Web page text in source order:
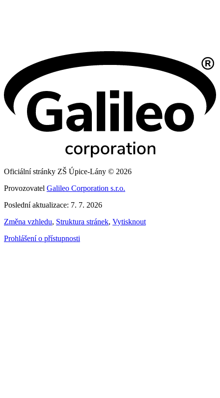
Oficiální stránky ZŠ Úpice-Lány © 2026
Provozovatel Galileo Corporation s.r.o.
Poslední aktualizace: 7. 7. 2026
Změna vzhledu, Struktura stránek, Vytisknout
Prohlášení o přístupnosti